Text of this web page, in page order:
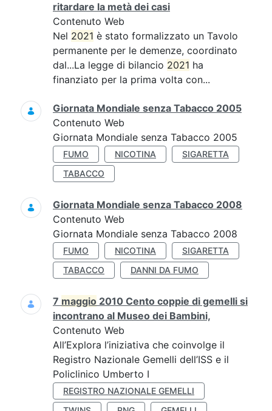
ritardare la metà dei casi
Contenuto Web
Nel 2021 è stato formalizzato un Tavolo
permanente per le demenze, coordinato
dal...La legge di bilancio 2021 ha
finanziato per la prima volta con...
Giornata Mondiale senza Tabacco 2005
Contenuto Web
Giornata Mondiale senza Tabacco 2005
FUMO NICOTINA
SIGARETTA
TABACCO
Giornata Mondiale senza Tabacco 2008
Contenuto Web
Giornata Mondiale senza Tabacco 2008
FUMO NICOTINA
SIGARETTA
TABACCO
DANNI DA FUMO
7 maggio 2010 Cento coppie di gemelli si
incontrano al Museo dei Bambini,
Contenuto Web
All’Explora l’iniziativa che coinvolge il
Registro Nazionale Gemelli dell’ISS e il
Policlinico Umberto I
REGISTRO NAZIONALE GEMELLI